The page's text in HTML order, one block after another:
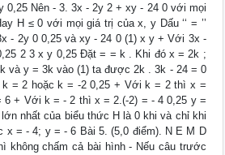
0,25 Nên - 3. 3x - 2y 2 + xy - 24 0 với mọi
H ≤ 0 với mọi giá trị của x, y Dấu ‘‘ = ’’
- 2y 0 0,25 và xy - 24 0 (1) x y + Với 3x -
2 3 x y 0,25 Đặt = = k . Khi đó x = 2k ;
và y = 3k vào (1) ta được 2k . 3k - 24 = 0
= 2 hoặc k = -2 0,25 + Với k = 2 thì x =
6 + Với k = - 2 thì x = 2.(-2) = - 4 0,25 y =
nhất của biểu thức H là 0 khi và chỉ khi
x = - 4; y = - 6 Bài 5. (5,0 điểm). N E M D
không chấm cả bài hình - Nếu câu trước